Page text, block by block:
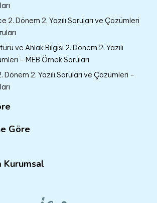
2. Dönem 2. Yazılı Soruları ve Çözümleri
ve Ahlak Bilgisi 2. Dönem 2. Yazılı
– MEB Örnek Soruları
Dönem 2. Yazılı Soruları ve Çözümleri –
Göre
Kurumsal